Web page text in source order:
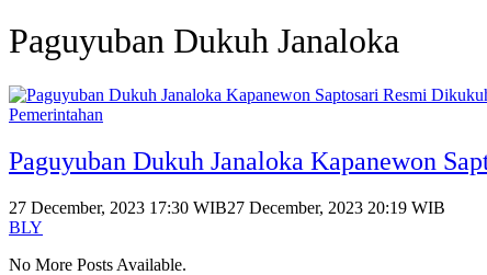
Paguyuban Dukuh Janaloka
Pemerintahan
Paguyuban Dukuh Janaloka Kapanewon
27 December, 2023 17:30 WIB27 December, 2023 20:19 WIB
BLY
No More Posts Available.